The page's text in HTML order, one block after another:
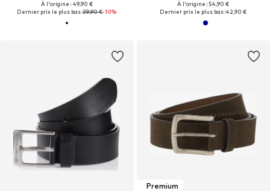
À l'origine : 49,90 €
Dernier prix le plus bas :39,90 €-10%
À l'origine : 54,90 €
Dernier prix le plus bas :42,90 €
Premium